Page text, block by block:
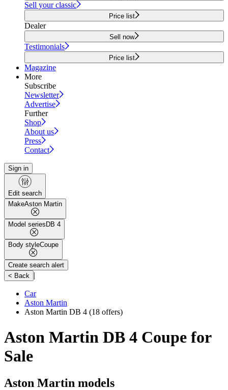
Sell your classic
Price list
Dealer
Sell now
Testimonials
Price list
Magazine
More
Subscribe
Newsletter
Advertise
Further
Shop
About us
Press
Contact
Sign in
Edit search
MakeAston Martin
Model series DB 4
Body styleCoupe
Create search alert
< Back |
Car
Aston Martin
Aston Martin DB 4 (18 offers)
Aston Martin DB 4 Coupe for
Sale
Aston Martin models